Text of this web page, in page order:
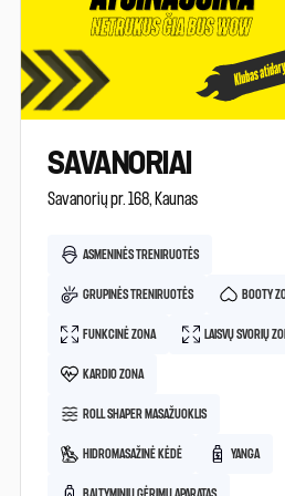
SAVANORIAI
Savanorių pr. 168, Kaunas
ASMENINĖS TRENIRUOTĖS
GRUPINĖS TRENIRUOTĖS BOOTY
FUNKCINĖ ZONA LAISVŲ SVORIŲ
KARDIO ZONA
ROLL SHAPER MASAŽUOKLIS
HIDROMASAŽINĖ KĖDĖ YANGA